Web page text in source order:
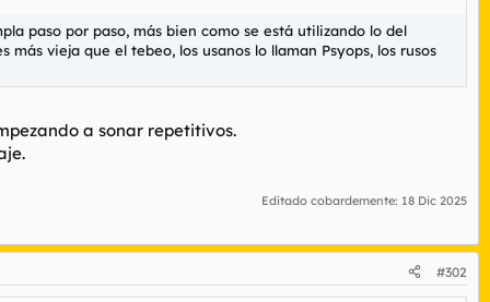
paso por paso, más bien como se está utilizando lo del
vieja que el tebeo, los usanos lo llaman Psyops, los rusos
a sonar repetitivos.
Editado cobardemente: 18 Dic 2025
#302